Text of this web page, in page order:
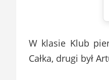
W klasie Klub
Całka, drugi był